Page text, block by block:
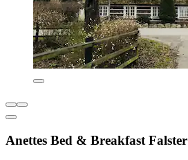
Anettes Bed & Breakfast Falster